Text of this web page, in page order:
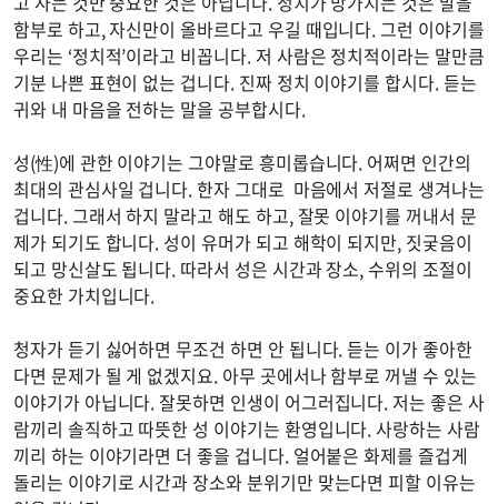
함부로 하고, 자신만이 올바르다고 우길 때입니다. 그런 이야기를
우리는 ‘정치적’이라고 비꼽니다. 저 사람은 정치적이라는 말만큼
기분 나쁜 표현이 없는 겁니다. 진짜 정치 이야기를 합시다. 듣는
귀와 내 마음을 전하는 말을 공부합시다.
성(性)에 관한 이야기는 그야말로 흥미롭습니다. 어쩌면 인간의
최대의 관심사일 겁니다. 한자 그대로 마음에서 저절로 생겨나는
겁니다. 그래서 하지 말라고 해도 하고, 잘못 이야기를 꺼내서 문
제가 되기도 합니다. 성이 유머가 되고 해학이 되지만, 짓궂음이
되고 망신살도 됩니다. 따라서 성은 시간과 장소, 수위의 조절이
중요한 가치입니다.
청자가 듣기 싫어하면 무조건 하면 안 됩니다. 듣는 이가 좋아한
다면 문제가 될 게 없겠지요. 아무 곳에서나 함부로 꺼낼 수 있는
이야기가 아닙니다. 잘못하면 인생이 어그러집니다. 저는 좋은 사
람끼리 솔직하고 따뜻한 성 이야기는 환영입니다. 사랑하는 사람
끼리 하는 이야기라면 더 좋을 겁니다. 얼어붙은 화제를 즐겁게
돌리는 이야기로 시간과 장소와 분위기만 맞는다면 피할 이유는